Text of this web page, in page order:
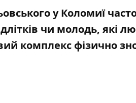
у Коломиї
чи молодь, які
комплекс фізично